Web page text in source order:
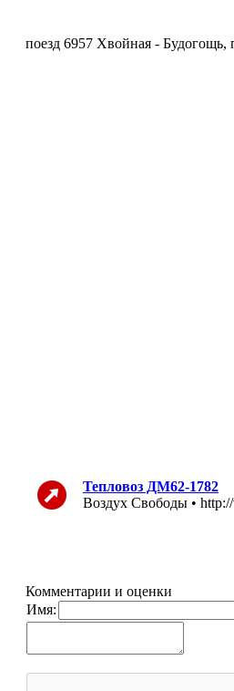
поезд 6957 Хвойная -
Тепловоз ДМ62-1782
Воздух Свободы •
Комментарии и оценки
Имя: